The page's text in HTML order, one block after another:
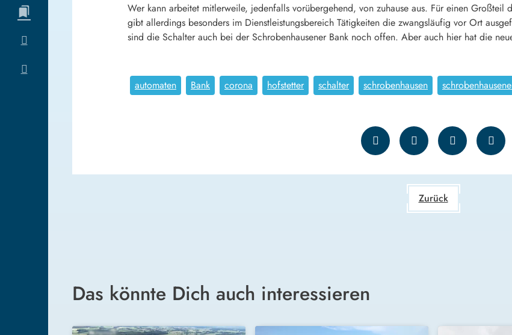
Wer kann arbeitet mitlerweile, jedenfalls vorübergehend, von zuhause aus. Für einen Großteil
gibt allerdings besonders im Dienstleistungsbereich Tätigkeiten die zwangsläufig vor Ort
sind die Schalter auch bei der Schrobenhausener Bank noch offen. Aber auch hier hat die
automaten Bank corona hofstetter schalter schrobenhausen
Zurück
Das könnte Dich auch interessieren